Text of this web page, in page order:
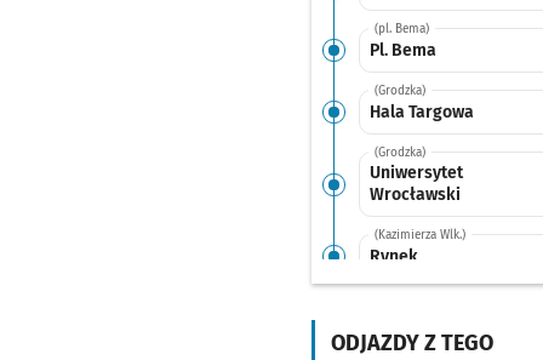
(pl. Bema)
Pl. Bema
(Grodzka)
Hala Targowa
(Grodzka)
Uniwersytet
Wrocławski
(Kazimierza Wlk.)
Rynek
ODJAZDY Z TEGO